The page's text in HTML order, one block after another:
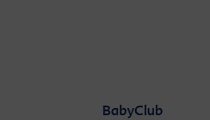
BabyClub